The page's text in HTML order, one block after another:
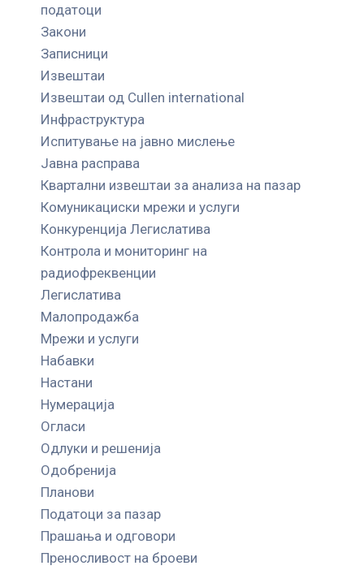
податоци
Закони
Записници
Извештаи
Извештаи од Cullen international
Инфраструктура
Испитување на јавно мислење
Јавна расправа
Квартални извештаи за анализа на пазар
Комуникациски мрежи и услуги
Конкуренција Легислатива
Контрола и мониторинг на
радиофреквенции
Легислатива
Малопродажба
Мрежи и услуги
Набавки
Настани
Нумерација
Огласи
Одлуки и решенија
Одобренија
Планови
Податоци за пазар
Прашања и одговори
Преносливост на броеви